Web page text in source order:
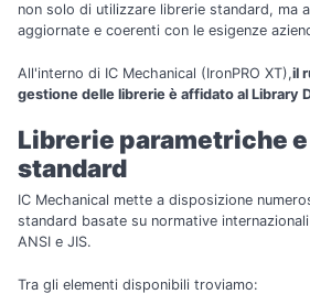
non solo di utilizzare librerie standard, ma
aggiornate e coerenti con le esigenze
All'interno di IC Mechanical (IronPRO XT),il
gestione delle librerie è affidato al Library
Librerie parametriche
standard
IC Mechanical mette a disposizione
standard basate su normative internazionali
ANSI e JIS.
Tra gli elementi disponibili troviamo: